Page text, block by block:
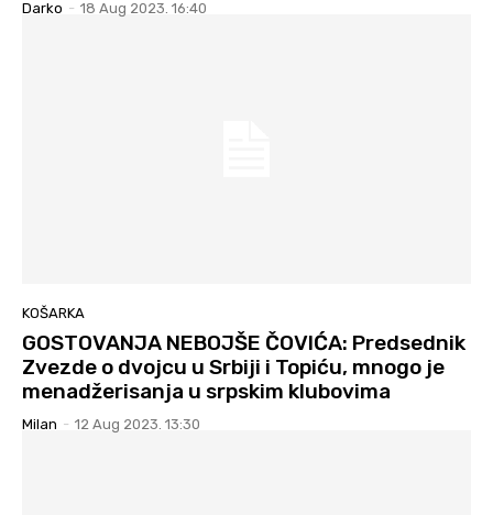
Darko - 18 Aug 2023. 16:40
KOŠARKA
GOSTOVANJA NEBOJŠE ČOVIĆA: Predsednik
Zvezde o dvojcu u Srbiji i Topiću, mnogo je
menadžerisanja u srpskim klubovima
Milan - 12 Aug 2023. 13:30